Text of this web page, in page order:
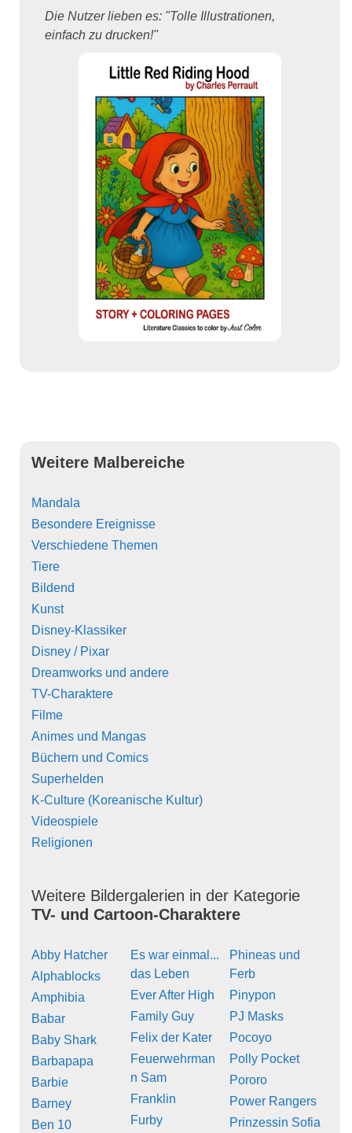
Die Nutzer lieben es: "Tolle Illustrationen,
einfach zu drucken!"
Weitere Malbereiche
Mandala
Besondere Ereignisse
Verschiedene Themen
Tiere
Bildend
Kunst
Disney-Klassiker
Disney / Pixar
Dreamworks und andere
TV-Charaktere
Filme
Animes und Mangas
Büchern und Comics
Superhelden
K-Culture (Koreanische Kultur)
Videospiele
Religionen
Weitere Bildergalerien in der Kategorie
TV- und Cartoon-Charaktere
Abby Hatcher
Alphablocks
Amphibia
Babar
Baby Shark
Barbapapa
Barbie
Barney
Ben 10
Es war einmal...
das Leben
Ever After High
Family Guy
Felix der Kater
Feuerwehrman
n Sam
Franklin
Furby
Phineas und
Ferb
Pinypon
PJ Masks
Pocoyo
Polly Pocket
Pororo
Power Rangers
Prinzessin Sofia